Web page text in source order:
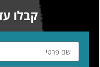
קבלו